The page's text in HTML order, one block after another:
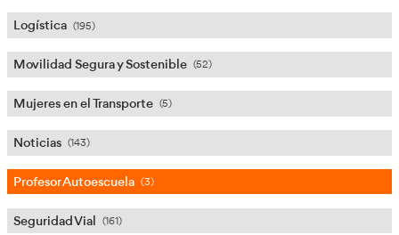
Digitalización Transporte
En Ruta (38)
Eventos y Jornadas FP (37)
Formación Profesional (233)
Hoy celebramos el día de...